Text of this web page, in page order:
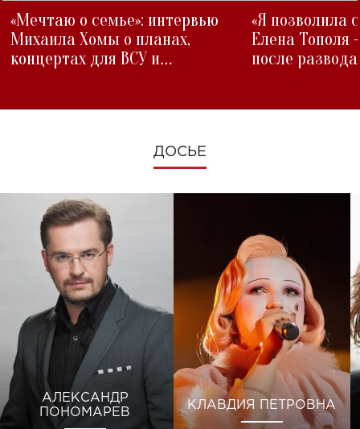
«Мечтаю о семье»: интервью
Михаила Хомы о планах,
концертах для ВСУ и
«Я позволила
Елена Тополя
после развода
ДОСЬЕ
АЛЕКСАНДР
ПОНОМАРЕВ
КЛАВДИЯ ПЕТРОВНА